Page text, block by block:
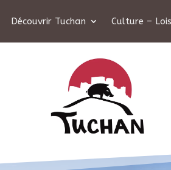
Découvrir Tuchan Culture –